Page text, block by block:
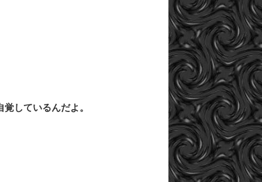
しているんだよ。